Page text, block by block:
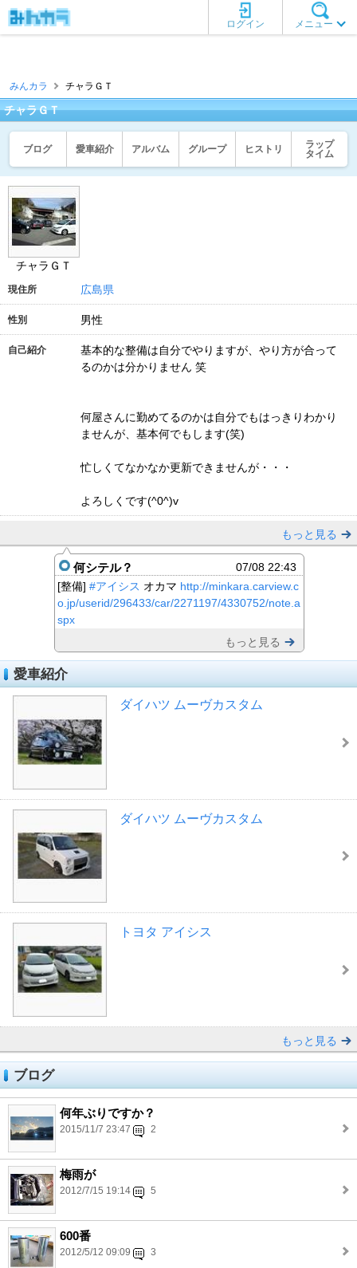
メニュー
ログイン
みんカラ チャラＧＴ
チャラＧＴ
ブログ 愛車紹介 アルバム グループ ヒストリ
ラップ
タイム
チャラＧＴ
現住所 広島県
性別 男性
自己紹介
基本的な整備は自分でやりますが、やり方が合って
るのかは分かりません 笑
何屋さんに勤めてるのかは自分でもはっきりわかり
ませんが、基本何でもします(笑)
忙しくてなかなか更新できませんが・・・
よろしくです(^0^)v
もっと見る
何シテル？
07/08 22:43
[整備] #アイシス オカマ http://minkara.carview.c
o.jp/userid/296433/car/2271197/4330752/note.a
spx
もっと見る
愛車紹介
ダイハツ ムーヴカスタム
ダイハツ ムーヴカスタム
トヨタ アイシス
もっと見る
ブログ
何年ぶりですか？
2015/11/7 23:47 2
梅雨が
2012/7/15 19:14 5
600番
2012/5/12 09:09 3